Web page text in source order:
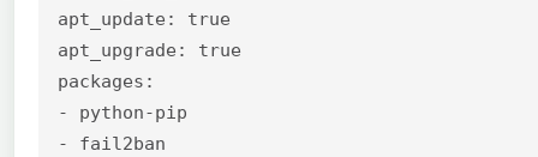
apt_update: true
apt_upgrade: true
packages:
- python-pip
- fail2ban